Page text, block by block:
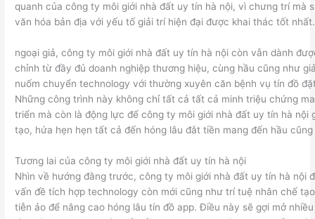
quanh của công ty môi giới nhà đất uy tín hà nội, vì chưng trí mà
văn hóa bản địa với yếu tố giải trí hiện đại được khai thác tốt nhất.
ngoại giả, công ty môi giới nhà đất uy tín hà nội còn vẫn dành
chỉnh từ đầy đủ doanh nghiệp thương hiệu, cùng hầu cũng như
nuốm chuyển technology với thường xuyên căn bệnh vụ tín đồ
Những công trình này không chỉ tất cả tất cả minh triệu chứng
triển mà còn là động lực để công ty môi giới nhà đất uy tín hà nội
tạo, hứa hẹn hẹn tất cả đến hóng lâu đắt tiền mang đến hầu
Tương lai của công ty môi giới nhà đất uy tín hà nội
Nhìn về hướng đằng trước, công ty môi giới nhà đất uy tín hà nội
vấn đề tích hợp technology còn mới cũng như trí tuệ nhân chế
tiễn ảo để nâng cao hóng lâu tín đồ app. Điều này sẽ gợi mở